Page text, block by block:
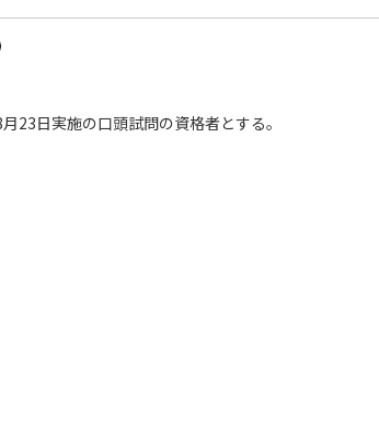
23日実施の口頭試問の資格者とする。